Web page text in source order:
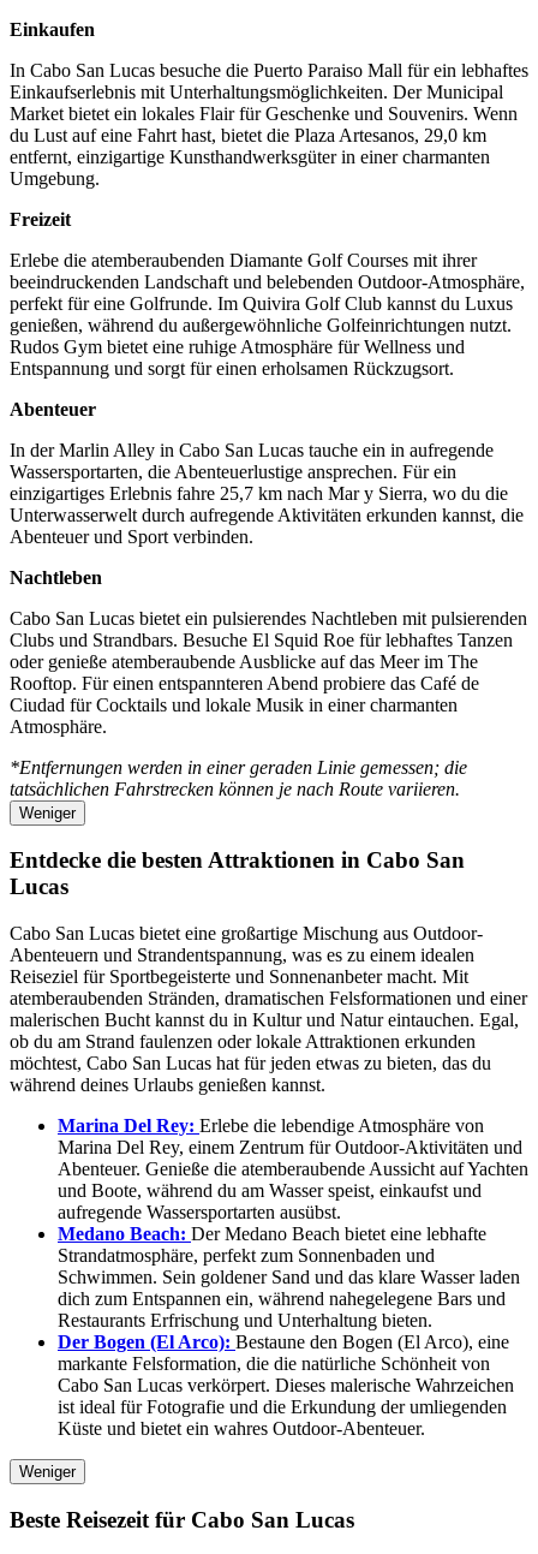
Einkaufen
In Cabo San Lucas besuche die Puerto Paraiso Mall für ein lebhaftes
Einkaufserlebnis mit Unterhaltungsmöglichkeiten. Der Municipal
Market bietet ein lokales Flair für Geschenke und Souvenirs. Wenn
du Lust auf eine Fahrt hast, bietet die Plaza Artesanos, 29,0 km
entfernt, einzigartige Kunsthandwerksgüter in einer charmanten
Umgebung.
Freizeit
Erlebe die atemberaubenden Diamante Golf Courses mit ihrer
beeindruckenden Landschaft und belebenden Outdoor-Atmosphäre,
perfekt für eine Golfrunde. Im Quivira Golf Club kannst du Luxus
genießen, während du außergewöhnliche Golfeinrichtungen nutzt.
Rudos Gym bietet eine ruhige Atmosphäre für Wellness und
Entspannung und sorgt für einen erholsamen Rückzugsort.
Abenteuer
In der Marlin Alley in Cabo San Lucas tauche ein in aufregende
Wassersportarten, die Abenteuerlustige ansprechen. Für ein
einzigartiges Erlebnis fahre 25,7 km nach Mar y Sierra, wo du die
Unterwasserwelt durch aufregende Aktivitäten erkunden kannst, die
Abenteuer und Sport verbinden.
Nachtleben
Cabo San Lucas bietet ein pulsierendes Nachtleben mit pulsierenden
Clubs und Strandbars. Besuche El Squid Roe für lebhaftes Tanzen
oder genieße atemberaubende Ausblicke auf das Meer im The
Rooftop. Für einen entspannteren Abend probiere das Café de
Ciudad für Cocktails und lokale Musik in einer charmanten
Atmosphäre.
*Entfernungen werden in einer geraden Linie gemessen; die
tatsächlichen Fahrstrecken können je nach Route variieren.
Weniger
Entdecke die besten Attraktionen in Cabo San
Lucas
Cabo San Lucas bietet eine großartige Mischung aus Outdoor-
Abenteuern und Strandentspannung, was es zu einem idealen
Reiseziel für Sportbegeisterte und Sonnenanbeter macht. Mit
atemberaubenden Stränden, dramatischen Felsformationen und einer
malerischen Bucht kannst du in Kultur und Natur eintauchen. Egal,
ob du am Strand faulenzen oder lokale Attraktionen erkunden
möchtest, Cabo San Lucas hat für jeden etwas zu bieten, das du
während deines Urlaubs genießen kannst.
Marina Del Rey: Erlebe die lebendige Atmosphäre von
Marina Del Rey, einem Zentrum für Outdoor-Aktivitäten und
Abenteuer. Genieße die atemberaubende Aussicht auf Yachten
und Boote, während du am Wasser speist, einkaufst und
aufregende Wassersportarten ausübst.
Medano Beach: Der Medano Beach bietet eine lebhafte
Strandatmosphäre, perfekt zum Sonnenbaden und
Schwimmen. Sein goldener Sand und das klare Wasser laden
dich zum Entspannen ein, während nahegelegene Bars und
Restaurants Erfrischung und Unterhaltung bieten.
Der Bogen (El Arco): Bestaune den Bogen (El Arco), eine
markante Felsformation, die die natürliche Schönheit von
Cabo San Lucas verkörpert. Dieses malerische Wahrzeichen
ist ideal für Fotografie und die Erkundung der umliegenden
Küste und bietet ein wahres Outdoor-Abenteuer.
Weniger
Beste Reisezeit für Cabo San Lucas